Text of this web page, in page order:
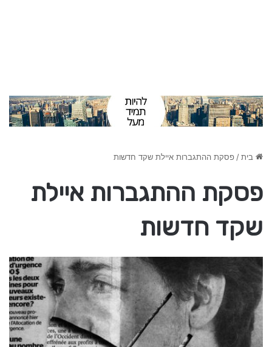
בית/פסקת ההתגברות איילת שקד חדשות
פסקת ההתגברות איילת
שקד חדשות